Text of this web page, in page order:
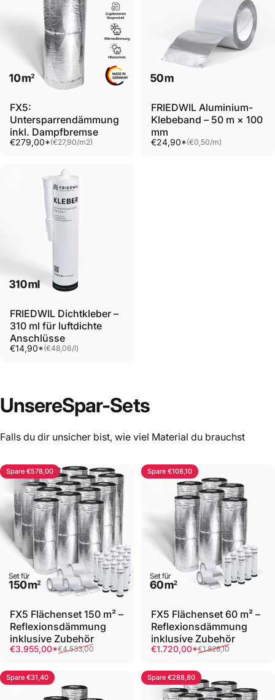
FX5:
Untersparrendämmung
inkl. Dampfbremse
€279,00*
Grundpreis(€27,90/
pro m2)
FRIEDWIL Aluminium-
Klebeband – 50 m × 100
mm
€24,90*
Grundpreis
(€0,50/
pro m)
FRIEDWIL Dichtkleber –
310 ml für luftdichte
Anschlüsse
€14,90*
Grundpreis
(€48,06/
pro l)
UnsereSpar-Sets
Falls du dir unsicher bist, wie viel Material du brauchst
Spare €578,00
FX5 Flächenset 150 m² –
Reflexionsdämmung
inklusive Zubehör
Verkaufspreis
€3.955,00*
Normaler Preis
€4.533,00
Spare €108,10
FX5 Flächenset 60 m² –
Reflexionsdämmung
inklusive Zubehör
Verkaufspreis
€1.720,00*
Normaler Preis
€1.828,10
Spare €31,40 Spare €288,80